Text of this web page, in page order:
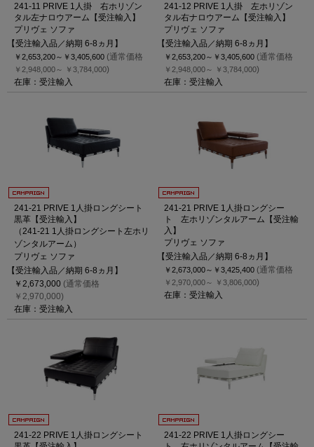
241-11 PRIVE 1人掛 右ホリゾン
タル左ナロウアーム【受注輸入】
プリヴェ ソファ
【受注輸入品／納期 6-8ヵ月】
￥2,653,200～ ￥3,405,600 (通常価格
￥2,948,000～ ￥3,784,000)
在庫：受注輸入
241-12 PRIVE 1人掛 左ホリゾン
タル右ナロウアーム【受注輸入】
プリヴェ ソファ
【受注輸入品／納期 6-8ヵ月】
￥2,653,200～ ￥3,405,600 (通常価格
￥2,948,000～ ￥3,784,000)
在庫：受注輸入
241-21 PRIVE 1人掛ロングシート
黒革【受注輸入】
（241-21 1人掛ロングシート左ホリ
ゾンタルアーム）
プリヴェ ソファ
【受注輸入品／納期 6-8ヵ月】
￥2,673,000 (通常価格
￥2,970,000)
在庫：受注輸入
241-21 PRIVE 1人掛ロングシー
ト 左ホリゾンタルアーム【受注輸
入】
プリヴェ ソファ
【受注輸入品／納期 6-8ヵ月】
￥2,673,000～ ￥3,425,400 (通常価格
￥2,970,000～ ￥3,806,000)
在庫：受注輸入
241-22 PRIVE 1人掛ロングシート
241-22 PRIVE 1人掛ロングシー